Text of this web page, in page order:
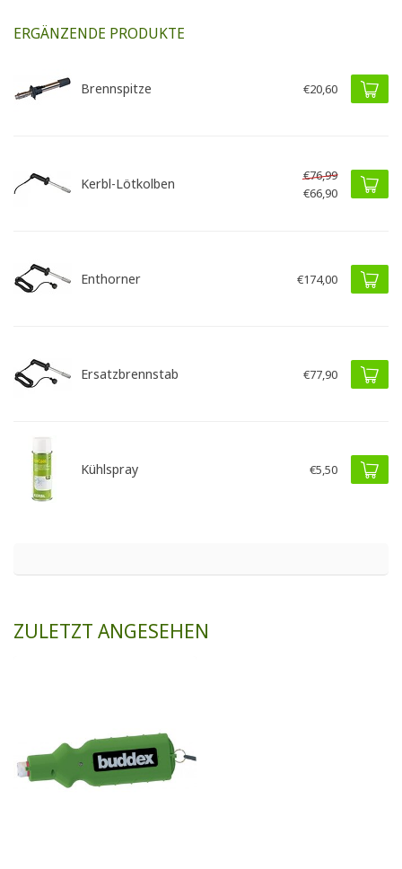
ERGÄNZENDE PRODUKTE
Brennspitze €20,60
Kerbl-Lötkolben
€76,99
€66,90
Enthorner €174,00
Ersatzbrennstab €77,90
Kühlspray €5,50
ZULETZT ANGESEHEN